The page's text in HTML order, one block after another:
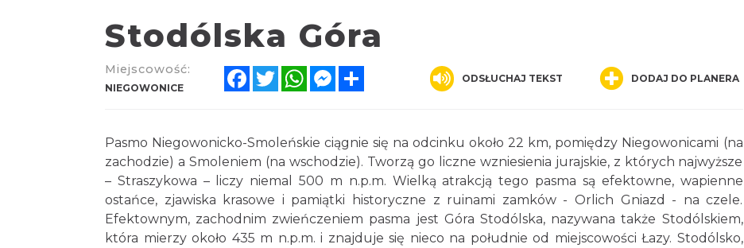
Stodólska Góra
Miejscowość:
NIEGOWONICE
FacebookTwitterWhatsAppMessenger ODSŁUCHAJ TEKST DODAJ DO PLANERA
Pasmo Niegowonicko-Smoleńskie ciągnie się na odcinku około 22 km, pomiędzy Niegowonicami (na
zachodzie) a Smoleniem (na wschodzie). Tworzą go liczne wzniesienia jurajskie, z których najwyższe
– Straszykowa – liczy niemal 500 m n.p.m. Wielką atrakcją tego pasma są efektowne, wapienne
ostańce, zjawiska krasowe i pamiątki historyczne z ruinami zamków - Orlich Gniazd - na czele.
Efektownym, zachodnim zwieńczeniem pasma jest Góra Stodólska, nazywana także Stodólskiem,
która mierzy około 435 m n.p.m. i znajduje się nieco na południe od miejscowości Łazy. Stodólsko,